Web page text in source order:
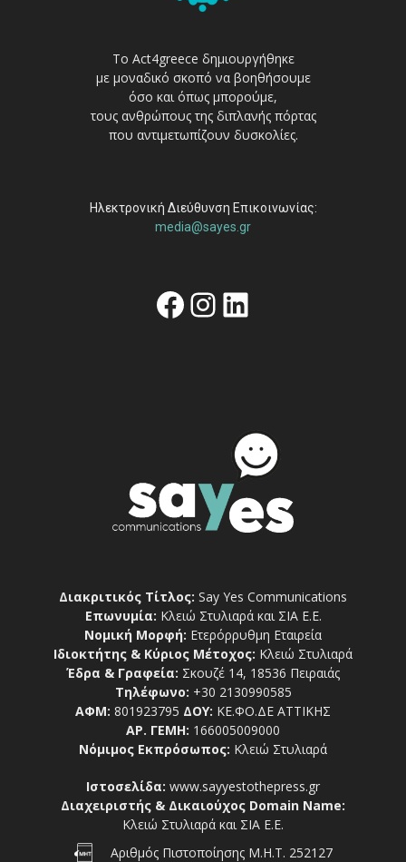
Το Act4greece δημιουργήθηκε
με μοναδικό σκοπό να βοηθήσουμε
όσο και όπως μπορούμε,
τους ανθρώπους της διπλανής πόρτας
που αντιμετωπίζουν δυσκολίες.
Ηλεκτρονική Διεύθυνση Επικοινωνίας:
media@sayes.gr
Facebook
Instagram
Linkedin
Διακριτικός Τίτλος: Say Yes Communications
Επωνυμία: Κλειώ Στυλιαρά και ΣΙΑ Ε.Ε.
Νομική Μορφή: Ετερόρρυθμη Εταιρεία
Ιδιοκτήτης & Κύριος Μέτοχος: Κλειώ Στυλιαρά
Έδρα & Γραφεία: Σκουζέ 14, 18536 Πειραιάς
Τηλέφωνο: +30 2130990585
ΑΦΜ: 801923795 ΔΟΥ: ΚΕ.ΦΟ.ΔΕ ΑΤΤΙΚΗΣ
ΑΡ. ΓΕΜΗ: 166005009000
Νόμιμος Εκπρόσωπος: Κλειώ Στυλιαρά
Ιστοσελίδα: www.sayyestothepress.gr
Διαχειριστής & Δικαιούχος Domain Name:
Κλειώ Στυλιαρά και ΣΙΑ Ε.Ε.
Αριθμός Πιστοποίησης Μ.Η.Τ. 252127